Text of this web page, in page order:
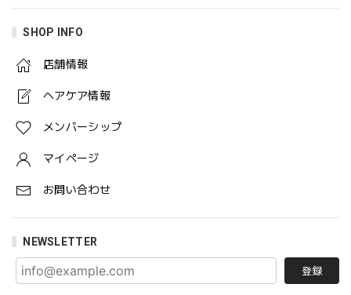
SHOP INFO
店舗情報
ヘアケア情報
メンバーシップ
マイページ
お問い合わせ
NEWSLETTER
登録